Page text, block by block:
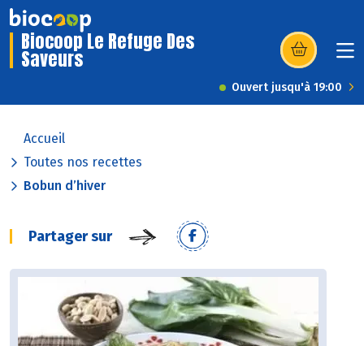
Biocoop Le Refuge Des
Saveurs (s’ouvre dans
Ouvert jusqu'à 19:00
Accueil
Toutes nos recettes
Bobun d’hiver
Partager sur